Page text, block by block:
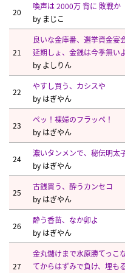
20
喚声は 2000万 背に 敗戦か
by まじこ
21
良いな金庫番、選挙資金宴
延期しょ、金銭は今季無いよ
by よしりん
22
やすし買う、カシスや
by はぎやん
23
ペッ！裸婦のフラッペ！
by はぎやん
24
濃いタンメンで、秘伝明太
by はぎやん
25
古銭買う、酔うカンセコ
by はぎやん
26
酔う香苗、なか卯よ
by はぎやん
27
金丸儲けまで水原勝てっこ
てからはずみで負け、埋も